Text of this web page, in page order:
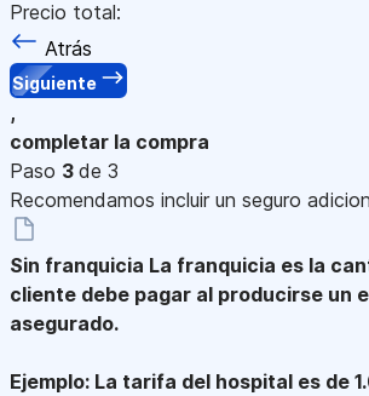
Precio total:
Atrás
Siguiente
,
completar la compra
Paso 3 de 3
Recomendamos incluir un seguro
Sin franquicia La franquicia es la
cliente debe pagar al producirse un
asegurado.
Ejemplo: La tarifa del hospital es de